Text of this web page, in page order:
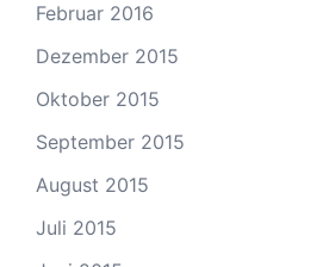
Februar 2016
Dezember 2015
Oktober 2015
September 2015
August 2015
Juli 2015